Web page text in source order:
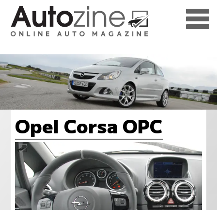
Opel Corsa OPC